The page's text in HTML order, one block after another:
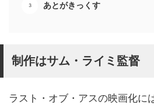
あとがきっくす
制作はサム・ライミ監督
ラスト・オブ・アスの映画化に